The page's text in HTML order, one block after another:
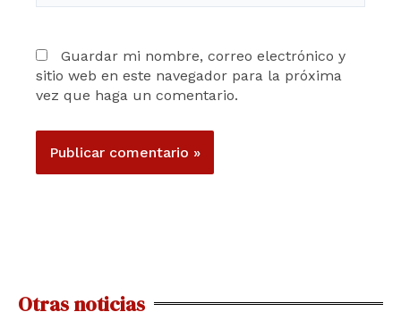
Guardar mi nombre, correo electrónico y
sitio web en este navegador para la próxima
vez que haga un comentario.
Otras noticias